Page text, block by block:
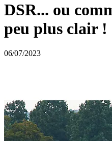
DSR... ou
peu plus clair !
06/07/2023